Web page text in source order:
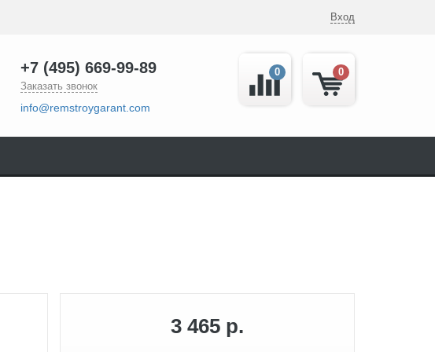
Вход
+7 (495) 669-99-89
Заказать звонок
info@remstroygarant.com
0
0
3 465 р.